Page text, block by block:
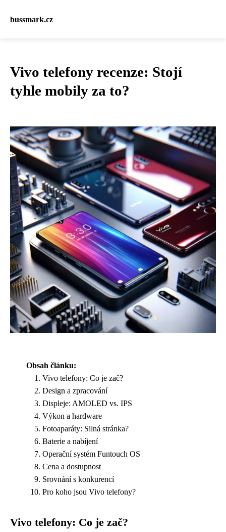
bussmark.cz
Vivo telefony recenze: Stojí
tyhle mobily za to?
Obsah článku:
Vivo telefony: Co je zač?
Design a zpracování
Displeje: AMOLED vs. IPS
Výkon a hardware
Fotoaparáty: Silná stránka?
Baterie a nabíjení
Operační systém Funtouch OS
Cena a dostupnost
Srovnání s konkurencí
Pro koho jsou Vivo telefony?
Vivo telefony: Co je zač?